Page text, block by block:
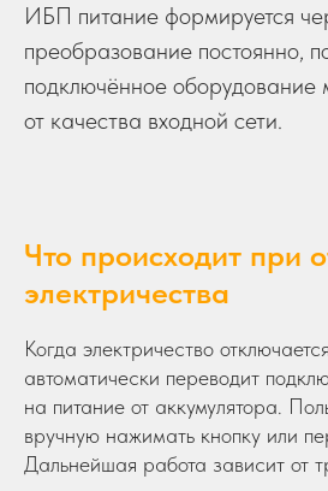
ИБП питание формируется
преобразование постоянно,
подключённое оборудование
от качества входной сети.
Что происходит при
электричества
Когда электричество
автоматически переводит
на питание от аккумулятора.
вручную нажимать кнопку или
Дальнейшая работа зависит от